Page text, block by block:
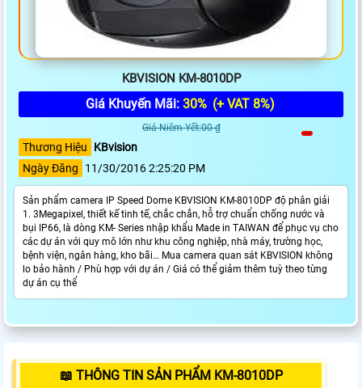
KBVISION KM-8010DP
Giá Khuyến Mãi: 30% (+ VAT 8%)
Giá Niêm Yết:00 ₫
Thương Hiệu
KBvision
Ngày Đăng
11/30/2016 2:25:20 PM
Sản phẩm camera IP Speed Dome KBVISION KM-8010DP độ phân giải
1. 3Megapixel, thiết kế tinh tế, chắc chắn, hỗ trợ chuẩn chống nước và
bụi IP66, là dòng KM- Series nhập khẩu Made in TAIWAN để phục vụ cho
các dự án với quy mô lớn như khu công nghiệp, nhà máy, trường học,
bệnh viện, ngân hàng, kho bãi… Mua camera quan sát KBVISION không
lo bảo hành / Phù hợp với dự án / Giá có thể giảm thêm tuỳ theo từng
dự án cụ thể
📖 THÔNG TIN SẢN PHẨM KM-8010DP